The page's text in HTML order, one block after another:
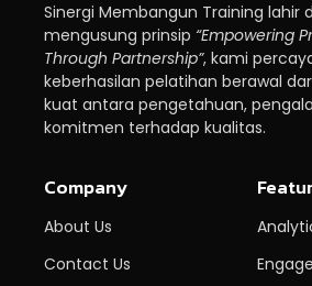
Sinergi Membangun Training lahir
mengusung prinsip “Empowering
Through Partnership”, kami
keberhasilan pelatihan berawal
kuat antara pengetahuan,
komitmen terhadap kualitas.
Company
About Us
Contact Us